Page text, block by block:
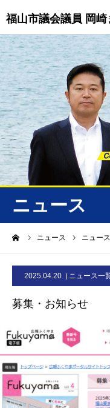
福山市議会議員 岡崎
ニュース
ニュース ニュー
2025.04.20 ニュース一
募集・お知らせ
HOME
重要情報
プロフィール
ニュース/トピック
ニュース